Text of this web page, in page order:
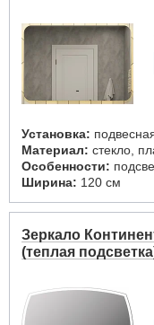
Установка:
Материал: стекло,
Особенности:
Ширина: 120 см
Зеркало
(теплая